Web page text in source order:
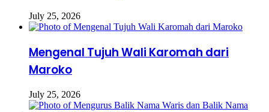
July 25, 2026
Mengenal Tujuh Wali Karomah dari
Maroko
July 25, 2026